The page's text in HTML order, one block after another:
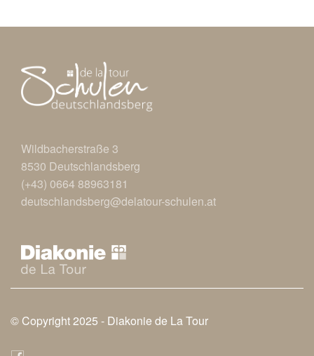
Wildbacherstraße 3
8530 Deutschlandsberg
(+43) 0664 88963181
deutschlandsberg@delatour-schulen.at
© Copyright 2025 - Diakonie de La Tour